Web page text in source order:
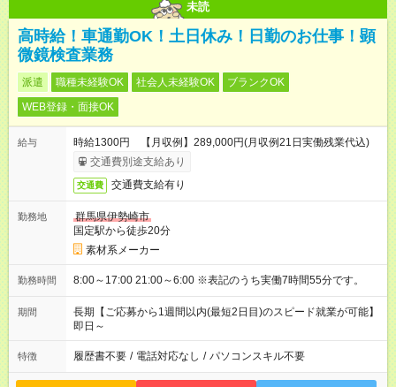
未読
高時給！車通勤OK！土日休み！日勤のお仕事！顕
微鏡検査業務
派遣 職種未経験OK 社会人未経験OK
ブランクOK
WEB登録・面接OK
給与
時給1300円 【月収例】289,000円(月収例21日実働残業代込)
交通費別途支給あり
交通費 交通費支給有り
勤務地
群馬県伊勢崎市
国定駅から徒歩20分
素材系メーカー
勤務時間 8:00～17:00 21:00～6:00 ※表記のうち実働7時間55分です。
期間
長期【ご応募から1週間以内(最短2日目)のスピード就業が可能】
即日～
特徴 履歴書不要 / 電話対応なし / パソコンスキル不要